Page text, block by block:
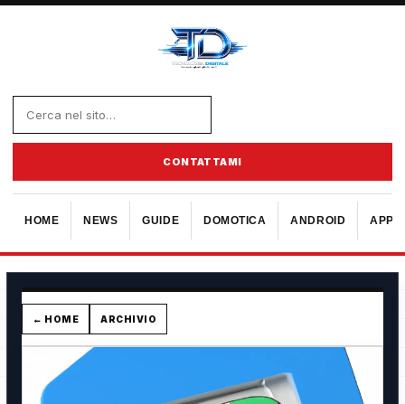
CONTATTAMI
HOME NEWS GUIDE DOMOTICA ANDROID
← HOME ARCHIVIO